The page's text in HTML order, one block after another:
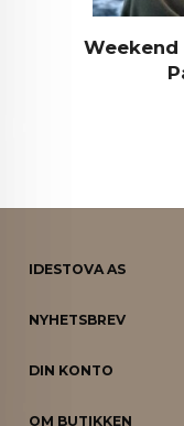
IDESTOVA AS
NYHETSBREV
DIN KONTO
OM BUTIKKEN